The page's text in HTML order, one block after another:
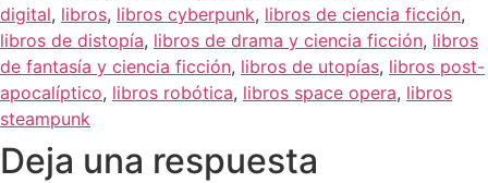
digital, libros, libros cyberpunk, libros de ciencia ficción,
libros de distopía, libros de drama y ciencia ficción, libros
de fantasía y ciencia ficción, libros de utopías, libros post-
apocalíptico, libros robótica, libros space opera, libros
steampunk
Deja una respuesta